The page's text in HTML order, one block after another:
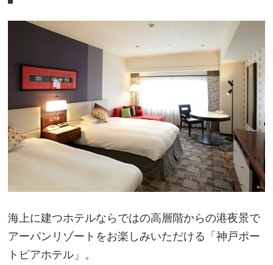
海上に建つホテルならではの高層階からの港夜景で
アーパンリゾートをお楽しみいただける「神戸ポー
トピアホテル」。